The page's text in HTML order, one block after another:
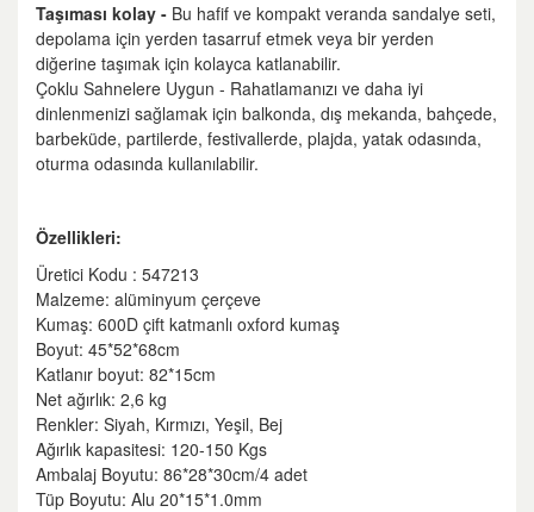
Taşıması kolay - Bu hafif ve kompakt veranda sandalye seti,
depolama için yerden tasarruf etmek veya bir yerden
diğerine taşımak için kolayca katlanabilir.
Çoklu Sahnelere Uygun - Rahatlamanızı ve daha iyi
dinlenmenizi sağlamak için balkonda, dış mekanda, bahçede,
barbeküde, partilerde, festivallerde, plajda, yatak odasında,
oturma odasında kullanılabilir.
Özellikleri:
Üretici Kodu : 547213
Malzeme: alüminyum çerçeve
Kumaş: 600D çift katmanlı oxford kumaş
Boyut: 45*52*68cm
Katlanır boyut: 82*15cm
Net ağırlık: 2,6 kg
Renkler: Siyah, Kırmızı, Yeşil, Bej
Ağırlık kapasitesi: 120-150 Kgs
Ambalaj Boyutu: 86*28*30cm/4 adet
Tüp Boyutu: Alu 20*15*1.0mm